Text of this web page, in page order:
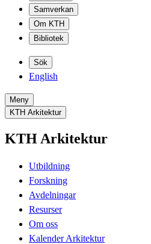
Samverkan
Om KTH
Bibliotek
Sök
English
Meny
KTH Arkitektur
KTH Arkitektur
Utbildning
Forskning
Avdelningar
Resurser
Om oss
Kalender Arkitektur